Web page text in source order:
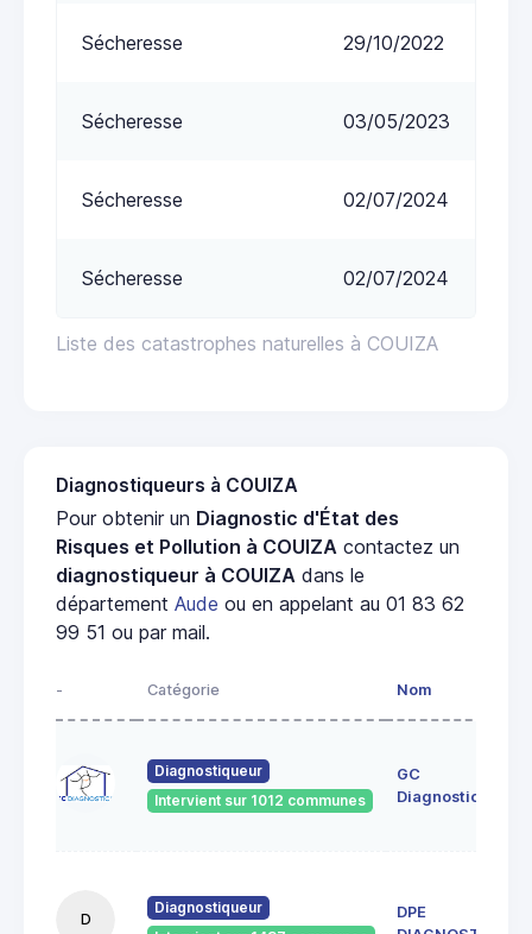
Liste des catastrophes naturelles à COUIZA
Sécheresse 29/10/2022
Sécheresse 03/05/2023
Sécheresse 02/07/2024
Sécheresse 02/07/2024
Diagnostiqueurs à COUIZA
Pour obtenir un Diagnostic d'État des
Risques et Pollution à COUIZA contactez un
diagnostiqueur à COUIZA dans le
département Aude ou en appelant au 01 83 62
99 51 ou par mail.
- Catégorie Nom
Diagnostiqueur
Intervient sur 1012 communes
GC
Diagnostics
D
Diagnostiqueur
DPE